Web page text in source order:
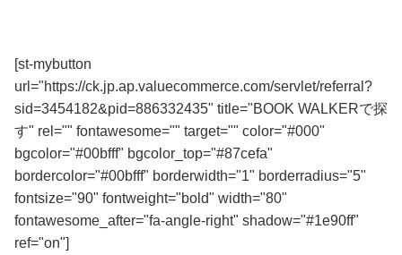
[st-mybutton
url="https://ck.jp.ap.valuecommerce.com/servlet/referral?
sid=3454182&pid=886332435" title="BOOK WALKERで探
す" rel="" fontawesome="" target="" color="#000"
bgcolor="#00bfff" bgcolor_top="#87cefa"
bordercolor="#00bfff" borderwidth="1" borderradius="5"
fontsize="90" fontweight="bold" width="80"
fontawesome_after="fa-angle-right" shadow="#1e90ff"
ref="on"]